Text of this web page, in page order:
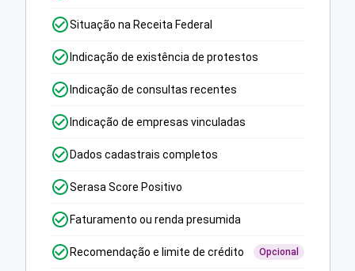
Situação na Receita Federal
Indicação de existência de protestos
Indicação de consultas recentes
Indicação de empresas vinculadas
Dados cadastrais completos
Serasa Score Positivo
Faturamento ou renda presumida
Recomendação e limite de crédito Opcional